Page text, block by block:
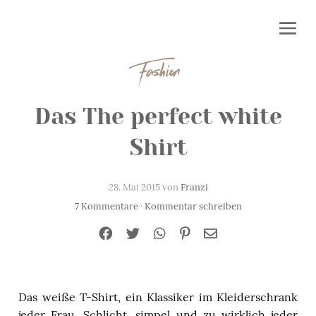
Fashion
Das The perfect white
Shirt
28. Mai 2015 vonFranzi
7 Kommentare· Kommentar schreiben
Das weiße T-Shirt, ein Klassiker im Kleiderschrank